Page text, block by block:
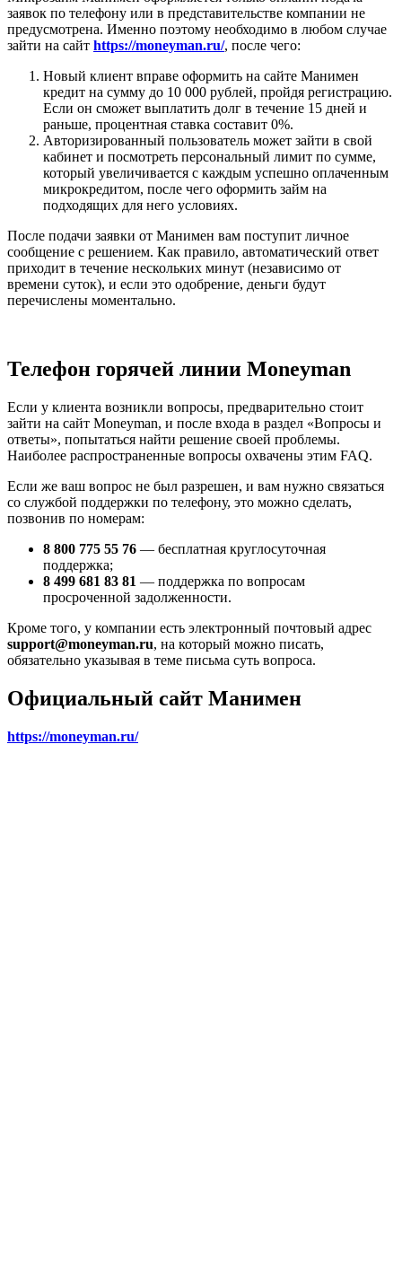
заявок по телефону или в представительстве компании не
предусмотрена. Именно поэтому необходимо в любом случае
зайти на сайт https://moneyman.ru/, после чего:
Новый клиент вправе оформить на сайте Манимен
кредит на сумму до 10 000 рублей, пройдя регистрацию.
Если он сможет выплатить долг в течение 15 дней и
раньше, процентная ставка составит 0%.
Авторизированный пользователь может зайти в свой
кабинет и посмотреть персональный лимит по сумме,
который увеличивается с каждым успешно оплаченным
микрокредитом, после чего оформить займ на
подходящих для него условиях.
После подачи заявки от Манимен вам поступит личное
сообщение с решением. Как правило, автоматический ответ
приходит в течение нескольких минут (независимо от
времени суток), и если это одобрение, деньги будут
перечислены моментально.
Телефон горячей линии Moneyman
Если у клиента возникли вопросы, предварительно стоит
зайти на сайт Moneyman, и после входа в раздел «Вопросы и
ответы», попытаться найти решение своей проблемы.
Наиболее распространенные вопросы охвачены этим FAQ.
Если же ваш вопрос не был разрешен, и вам нужно связаться
со службой поддержки по телефону, это можно сделать,
позвонив по номерам:
8 800 775 55 76 — бесплатная круглосуточная
поддержка;
8 499 681 83 81 — поддержка по вопросам
просроченной задолженности.
Кроме того, у компании есть электронный почтовый адрес
support@moneyman.ru, на который можно писать,
обязательно указывая в теме письма суть вопроса.
Официальный сайт Манимен
https://moneyman.ru/